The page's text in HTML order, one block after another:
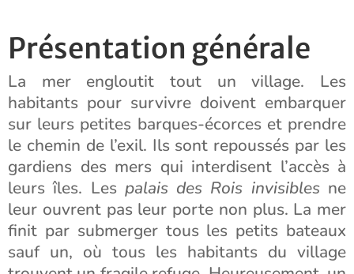
Présentation générale
La mer engloutit tout un village. Les
habitants pour survivre doivent embarquer
sur leurs petites barques-écorces et prendre
le chemin de l’exil. Ils sont repoussés par les
gardiens des mers qui interdisent l’accès à
leurs îles. Les palais des Rois invisiblesne
leur ouvrent pas leur porte non plus. La mer
finit par submerger tous les petits bateaux
sauf un, où tous les habitants du village